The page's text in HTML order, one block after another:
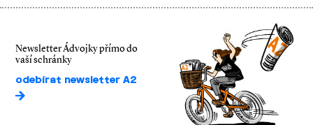
Newsletter Ádvojky přímo do
vaší schránky
odebírat newsletter A2